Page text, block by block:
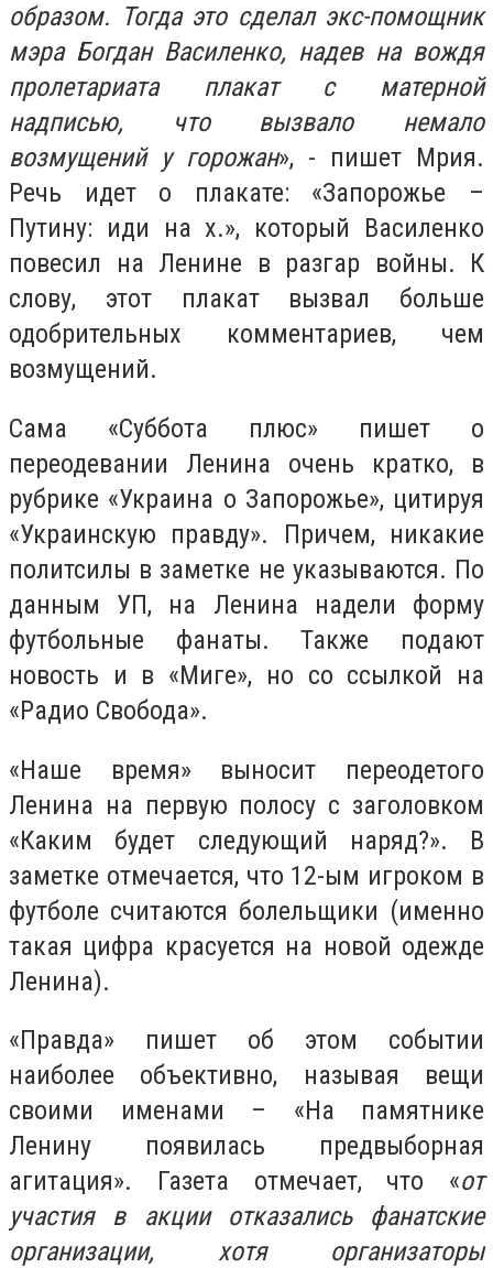
образом. Тогда это сделал экс-помощник
мэра Богдан Василенко, надев на вождя
пролетариата плакат с матерной
надписью, что вызвало немало
возмущений у горожан», - пишет Мрия.
Речь идет о плакате: «Запорожье –
Путину: иди на х.», который Василенко
повесил на Ленине в разгар войны. К
слову, этот плакат вызвал больше
одобрительных комментариев, чем
возмущений.
Сама «Суббота плюс» пишет о
переодевании Ленина очень кратко, в
рубрике «Украина о Запорожье», цитируя
«Украинскую правду». Причем, никакие
политсилы в заметке не указываются. По
данным УП, на Ленина надели форму
футбольные фанаты. Также подают
новость и в «Миге», но со ссылкой на
«Радио Свобода».
«Наше время» выносит переодетого
Ленина на первую полосу с заголовком
«Каким будет следующий наряд?». В
заметке отмечается, что 12-ым игроком в
футболе считаются болельщики (именно
такая цифра красуется на новой одежде
Ленина).
«Правда» пишет об этом событии
наиболее объективно, называя вещи
своими именами – «На памятнике
Ленину появилась предвыборная
агитация». Газета отмечает, что «от
участия в акции отказались фанатские
организации, хотя организаторы